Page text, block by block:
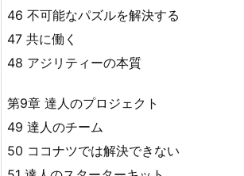
46 不可能なパズルを解決する
47 共に働く
48 アジリティーの本質
第9章 達人のプロジェクト
49 達人のチーム
50 ココナツでは解決できない